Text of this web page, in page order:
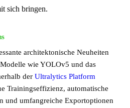
sich bringen.
architektonische Neuheiten
wie YOLOv5 und das
der Ultralytics Platform
Trainingseffizienz, automatische
und umfangreiche Exportoptionen